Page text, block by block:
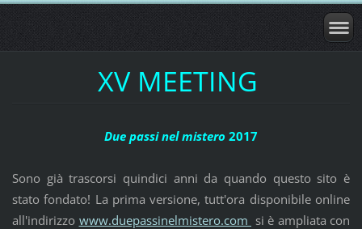
XV MEETING
Due passi nel mistero 2017
Sono già trascorsi quindici anni da quando questo sito è
stato fondato! La prima versione, tutt'ora disponibile online
all'indirizzo www.duepassinelmistero.com si è ampliata con